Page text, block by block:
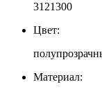
3121300
Цвет:
Материал: